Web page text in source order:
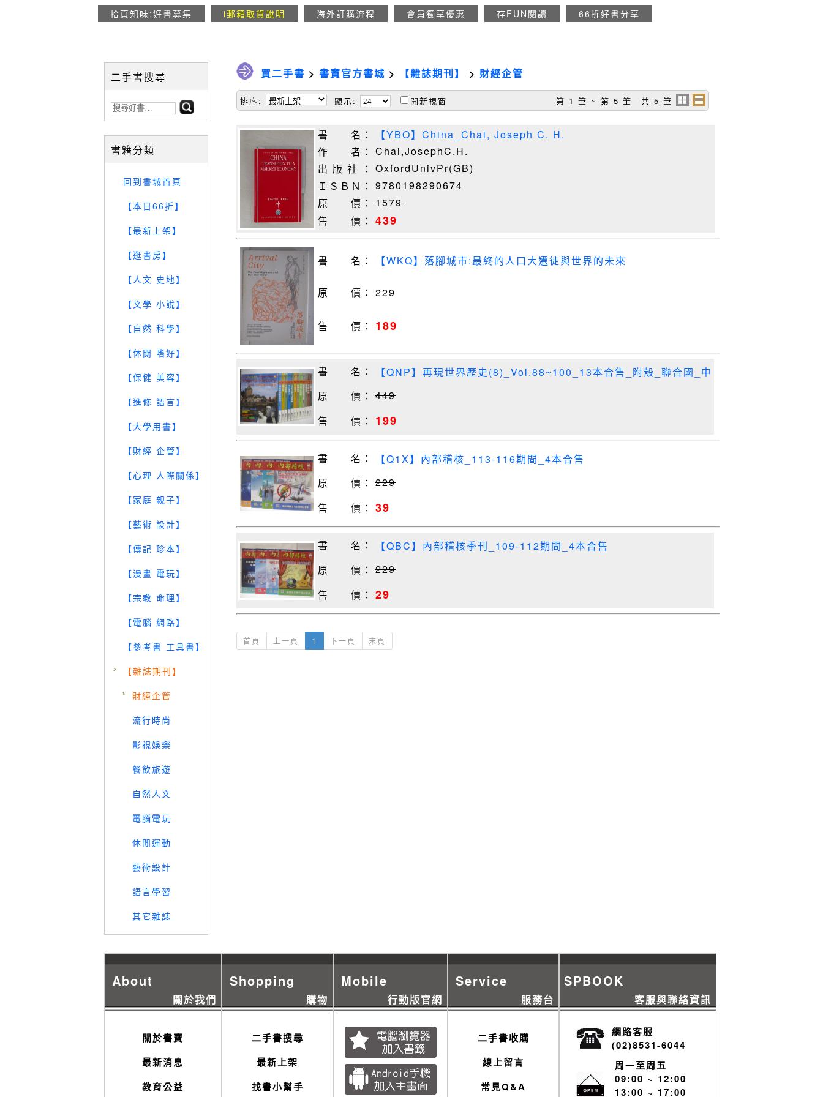
拾頁知味:好書募集 i郵箱取貨說明 海外訂購流程 會員獨享優惠 存FUN閱讀 66折好書分享
二手書搜尋
書籍分類
回到書城首頁
【本日66折】
【最新上架】
【逛書房】
【人文 史地】
【文學 小說】
【自然 科學】
【休閒 嗜好】
【保健 美容】
【進修 語言】
【大學用書】
【財經 企管】
【心理 人際關係】
【家庭 親子】
【藝術 設計】
【傳記 珍本】
【漫畫 電玩】
【宗教 命理】
【電腦 網路】
【參考書 工具書】
【雜誌期刊】
財經企管
流行時尚
影視娛樂
餐飲旅遊
自然人文
電腦電玩
休閒運動
藝術設計
語言學習
其它雜誌
買二手書 > 書寶官方書城 > 【雜誌期刊】 > 財經企管
排序: 顯示: 開新視窗 第 1 筆 ~ 第 5 筆 共 5 筆
書 名：
【YBO】China_Chai, Joseph C. H.
作 者： Chai,JosephC.H.
出 版 社 ： OxfordUnivPr(GB)
ＩＳＢＮ： 9780198290674
原 價： 1579
售 價： 439
書 名： 【WKQ】落腳城市:最終的人口大遷徙與世界的未來
原 價： 229
售 價： 189
書 名：
【QNP】再現世界歷史(8)_Vol.88~100_13本合售_附殼_聯合國_中
原 價： 449
售 價：
199
書 名：
【Q1X】內部稽核_113-116期間_4本合售
原 價： 229
售 價： 39
書 名：
【QBC】內部稽核季刊_109-112期間_4本合售
原 價： 229
售 價： 29
首頁 上一頁 1 下一頁 末頁
About
關於我們
關於書寶
最新消息
教育公益
Shopping
購物
二手書搜尋
最新上架
找書小幫手
Mobile
行動版官網
Service
服務台
二手書收購
線上留言
常見Q&A
SPBOOK
客服與聯絡資訊
網路客服
(02)8531-6044
周一至周五
09:00 ~ 12:00
13:00 ~ 17:00